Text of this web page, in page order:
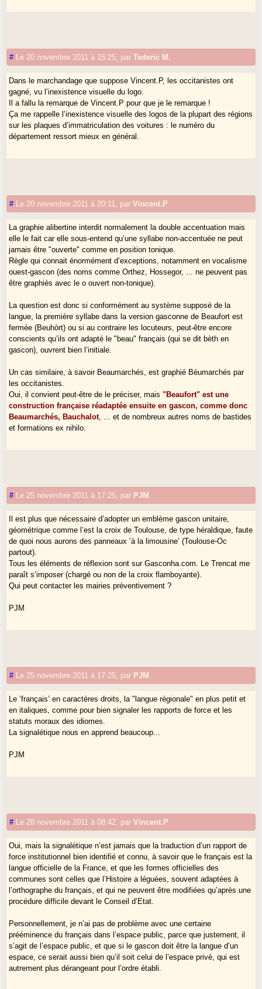
# Le 20 novembre 2011 à 15:25 parTederic M.
Dans le marchandage que suppose Vincent.P, les occitanistes ont
gagné, vu l’inexistence visuelle du logo.
Il a fallu la remarque de Vincent.P pour que je le remarque !
Ça me rappelle l’inexistence visuelle des logos de la plupart des régions
sur les plaques d’immatriculation des voitures : le numéro du
département ressort mieux en général.
# Le 20 novembre 2011 à 20:11 parVincent.P
La graphie alibertine interdit normalement la double accentuation mais
elle le fait car elle sous-entend qu’une syllabe non-accentuée ne peut
jamais être "ouverte" comme en position tonique.
Règle qui connait énormément d’exceptions, notamment en vocalisme
ouest-gascon (des noms comme Orthez, Hossegor, ... ne peuvent pas
être graphiés avec le o ouvert non-tonique).
La question est donc si conformément au système supposé de la
langue, la première syllabe dans la version gasconne de Beaufort est
fermée (Beuhòrt) ou si au contraire les locuteurs, peut-être encore
conscients qu’ils ont adapté le "beau" français (qui se dit bèth en
gascon), ouvrent bien l’initiale.
Un cas similaire, à savoir Beaumarchés, est graphié Bèumarchés par
les occitanistes.
Oui, il convient peut-être de le préciser, mais"Beaufort" est une
construction française réadaptée ensuite en gascon, comme donc
Beaumarchés, Bauchalot, ... et de nombreux autres noms de bastides
et formations ex nihilo.
# Le 25 novembre 2011 à 17:25 par PJM
Il est plus que nécessaire d’adopter un emblème gascon unitaire,
géométrique comme l’est la croix de Toulouse, de type héraldique, faute
de quoi nous aurons des panneaux ’à la limousine’ (Toulouse-Oc
partout).
Tous les éléments de réflexion sont sur Gasconha.com. Le Trencat me
paraît s’imposer (chargé ou non de la croix flamboyante).
Qui peut contacter les mairies préventivement ?
PJM
# Le 25 novembre 2011 à 17:25 par PJM
Le ’français’ en caractères droits, la "langue régionale" en plus petit et
en italiques, comme pour bien signaler les rapports de force et les
statuts moraux des idiomes.
La signalétique nous en apprend beaucoup...
PJM
# Le 28 novembre 2011 à 08:42 parVincent.P
Oui, mais la signalétique n’est jamais que la traduction d’un rapport de
force institutionnel bien identifié et connu, à savoir que le français est la
langue officielle de la France, et que les formes officielles des
communes sont celles que l’Histoire a léguées, souvent adaptées à
l’orthographe du français, et qui ne peuvent être modifiées qu’après une
procédure difficile devant le Conseil d’Etat.
Personnellement, je n’ai pas de problème avec une certaine
prééminence du français dans l’espace public, parce que justement, il
s’agit de l’espace public, et que si le gascon doit être la langue d’un
espace, ce serait aussi bien qu’il soit celui de l’espace privé, qui est
autrement plus dérangeant pour l’ordre établi.